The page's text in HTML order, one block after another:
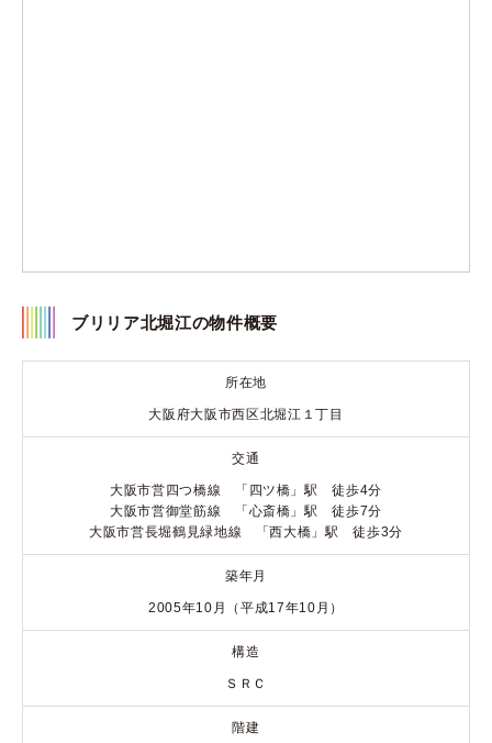
ブリリア北堀江の物件概要
所在地
大阪府大阪市西区北堀江１丁目
交通
大阪市営四つ橋線 「四ツ橋」駅 徒歩4分
大阪市営御堂筋線 「心斎橋」駅 徒歩7分
大阪市営長堀鶴見緑地線 「西大橋」駅 徒歩3分
築年月
2005年10月（平成17年10月）
構造
ＳＲＣ
階建